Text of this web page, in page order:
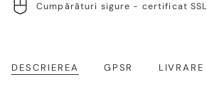
Cumpărături sigure - certificat SSL
DESCRIEREA GPSR LIVRARE